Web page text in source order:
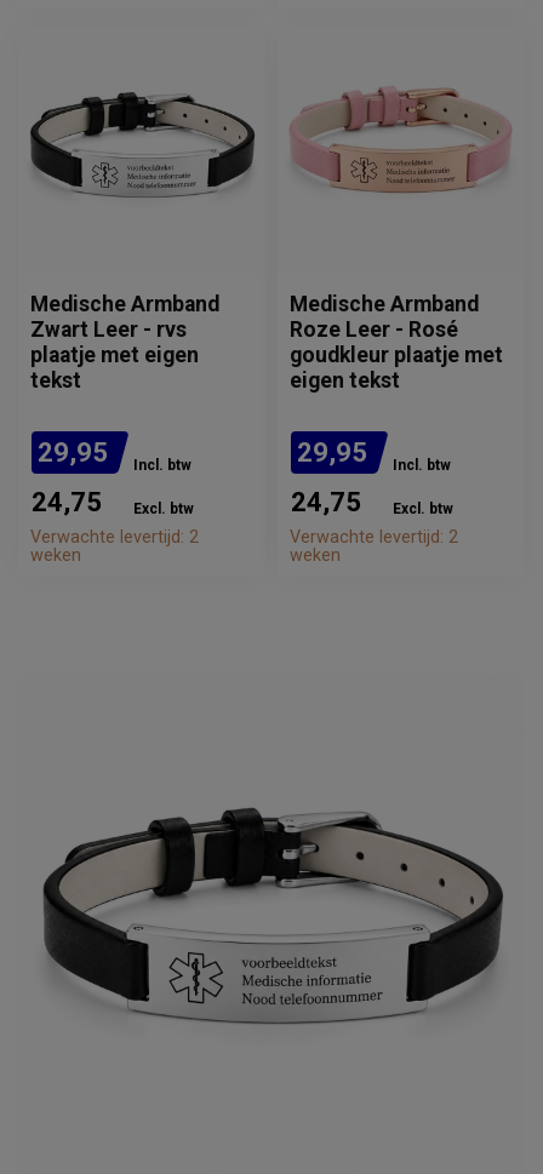
Medische Armband
Zwart Leer - rvs
plaatje met eigen
tekst
29,95 Incl. btw
24,75 Excl. btw
Verwachte levertijd: 2
weken
Medische Armband
Roze Leer - Rosé
goudkleur plaatje met
eigen tekst
29,95 Incl. btw
24,75 Excl. btw
Verwachte levertijd: 2
weken